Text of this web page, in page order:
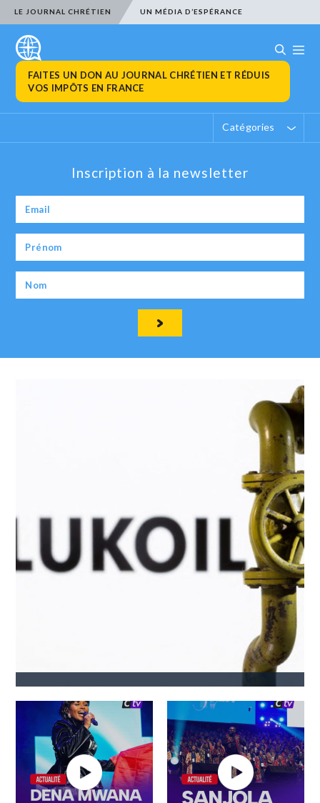
LE JOURNAL CHRÉTIEN UN MÉDIA D’ESPÉRANCE
FAITES UN DON AU JOURNAL CHRÉTIEN ET RÉDUIS
VOS IMPÔTS EN FRANCE
Catégories
Inscription à la newsletter